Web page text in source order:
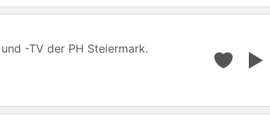
-TV der PH Steiermark.